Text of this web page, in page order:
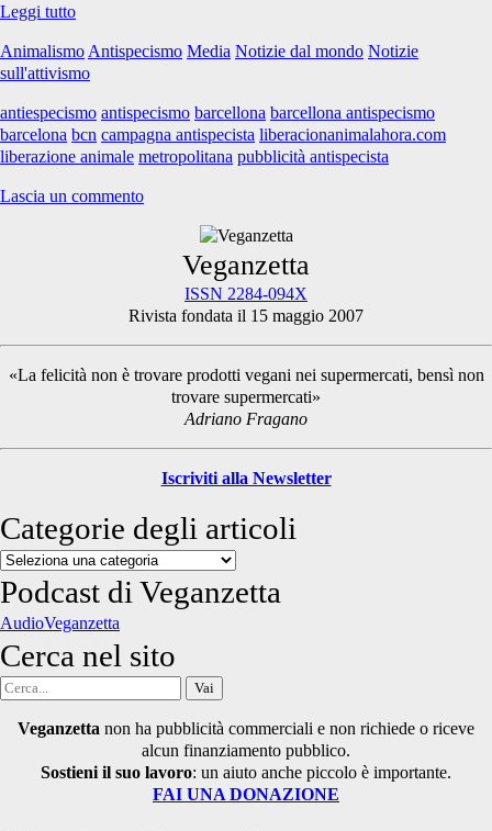
Leggi tuttoMegacartellone
metro
di
Animalismo Antispecismo Media Notizie dal mondo Notizie
sull'attivismo
antiespecismo antispecismo barcellona barcellona antispecismo
barcelona bcn campagna antispecista liberacionanimalahora.com
liberazione animale metropolitana pubblicità antispecista
Lascia un commento
Sidebar
Veganzetta
ISSN 2284-094X
Rivista fondata il 15 maggio 2007
«La felicità non è trovare prodotti vegani nei supermercati, bensì non
trovare supermercati»
Adriano Fragano
Iscriviti alla Newsletter
Categorie degli articoli
Categorie
degli
articoli
Podcast di Veganzetta
AudioVeganzetta
Cerca nel sito
Cerca
Veganzetta non ha pubblicità commerciali e non richiede o riceve
alcun finanziamento pubblico.
Sostieni il suo lavoro: un aiuto anche piccolo è importante.
FAI UNA DONAZIONE